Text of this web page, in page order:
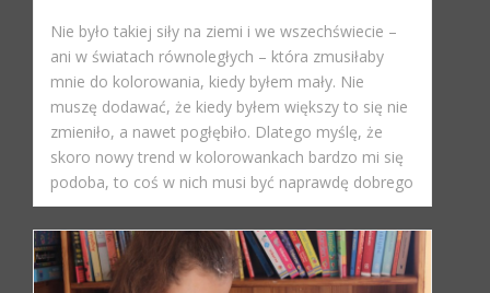
Nie było takiej siły na ziemi i we wszechświecie –
ani w światach równoległych – która zmusiłaby
mnie do kolorowania, kiedy byłem mały. Nie
muszę dodawać, że kiedy byłem większy to się nie
zmieniło, a nawet pogłębiło. Dlatego myślę, że
skoro nowy trend w kolorowankach bardzo mi się
podoba, to coś w nich musi być naprawdę dobrego